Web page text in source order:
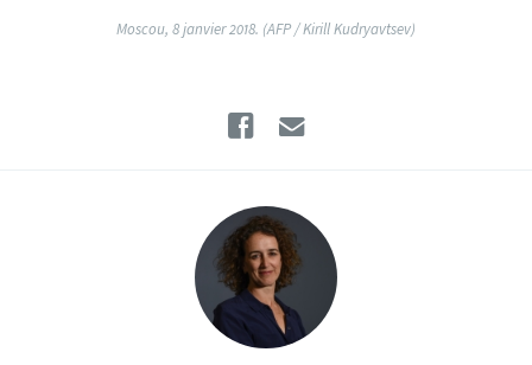
Moscou, 8 janvier 2018. (AFP / Kirill Kudryavtsev)
Facebook